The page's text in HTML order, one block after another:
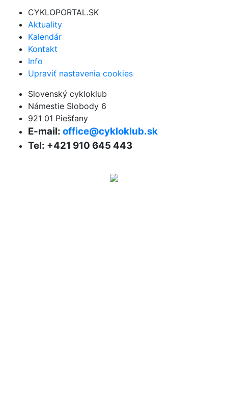
CYKLOPORTAL.SK
Aktuality
Kalendár
Kontakt
Info
Upraviť nastavenia cookies
Slovenský cykloklub
Námestie Slobody 6
921 01 Piešťany
E-mail: office@cykloklub.sk
Tel: +421 910 645 443